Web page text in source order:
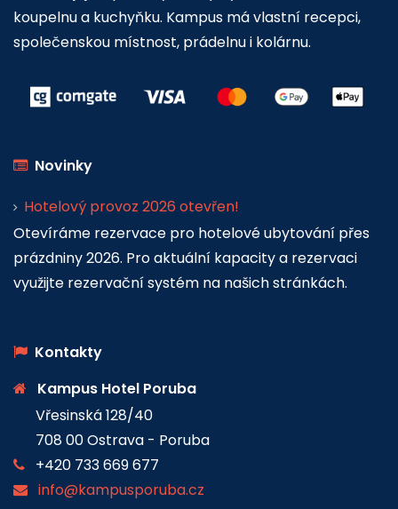
koupelnu a kuchyňku. Kampus má vlastní recepci,
společenskou místnost, prádelnu i kolárnu.
Novinky
Hotelový provoz 2026 otevřen!
Otevíráme rezervace pro hotelové ubytování přes
prázdniny 2026. Pro aktuální kapacity a rezervaci
využijte rezervační systém na našich stránkách.
Kontakty
Kampus Hotel Poruba
Vřesinská 128/40
708 00 Ostrava - Poruba
+420 733 669 677
info@kampusporuba.cz